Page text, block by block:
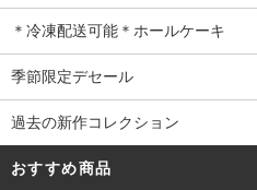
＊冷凍配送可能＊ホールケーキ
季節限定デセール
過去の新作コレクション
おすすめ商品